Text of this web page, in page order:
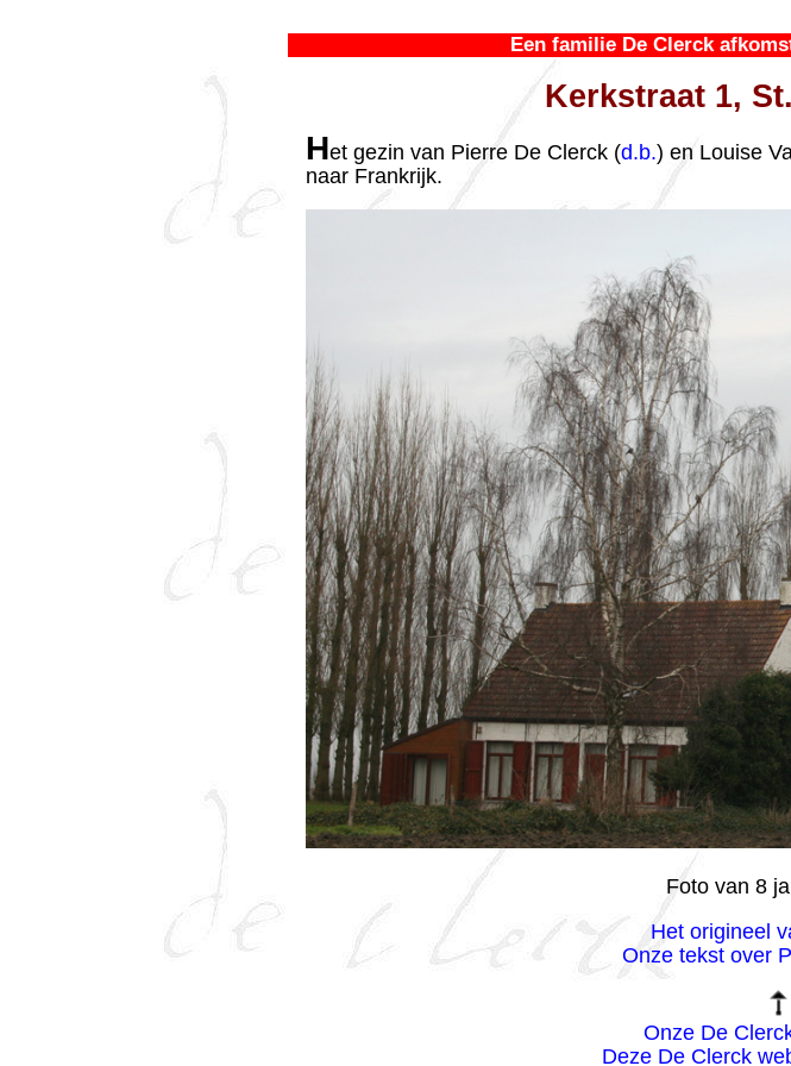
Een familie De Clerck
Kerkstraat 1,
Het gezin van Pierre De Clerck (d.b.) en Louise
naar Frankrijk.
Foto van 8
Het origineel
Onze tekst over
Onze De
Deze De Clerck